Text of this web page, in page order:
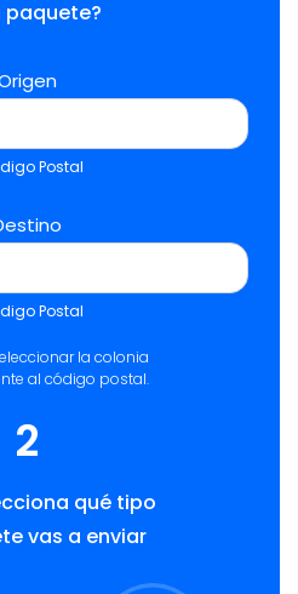
paquete?
Postal
Postal
la colonia
al código postal.
2
qué tipo
vas a enviar